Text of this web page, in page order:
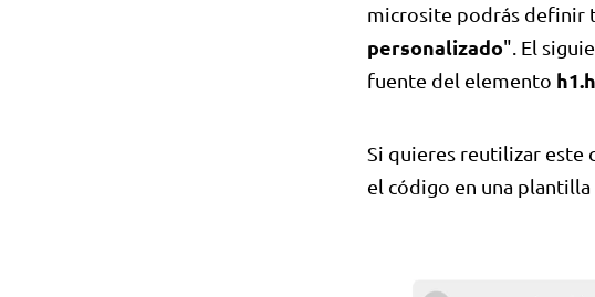
microsite podrás definir
personalizado". El
fuente del elemento
Si quieres reutilizar este
el código en una plantilla